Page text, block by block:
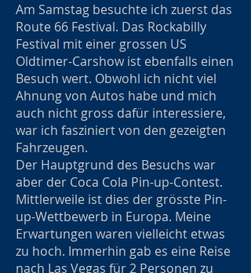
Am Samstag besuchte ich zuerst das
Route 66 Festival. Das Rockabilly
Festival mit einer grossen US
Oldtimer-Carshow ist ebenfalls einen
Besuch wert. Obwohl ich nicht viel
Ahnung von Autos habe und mich
auch nicht gross dafür interessiere,
war ich fasziniert von den gezeigten
Fahrzeugen.
Der Hauptgrund des Besuchs war
aber der Coca Cola Pin-up-Contest.
Mittlerweile ist dies der grösste Pin-
up-Wettbewerb in Europa. Meine
Erwartungen waren vielleicht etwas
zu hoch. Immerhin gab es eine Reise
nach Las Vegas für 2 Personen zu